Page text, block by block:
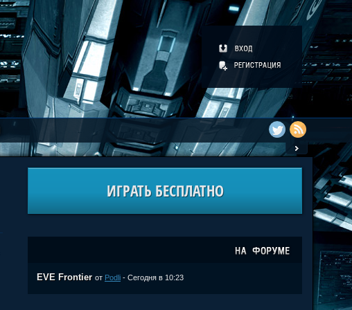
ИГРАТЬ БЕСПЛАТНО
EVE Frontier от Podli - Сегодня в 10:23